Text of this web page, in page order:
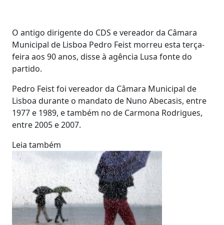
O antigo dirigente do CDS e vereador da Câmara
Municipal de Lisboa Pedro Feist morreu esta terça-
feira aos 90 anos, disse à agência Lusa fonte do
partido.
Pedro Feist foi vereador da Câmara Municipal de
Lisboa durante o mandato de Nuno Abecasis, entre
1977 e 1989, e também no de Carmona Rodrigues,
entre 2005 e 2007.
Leia também